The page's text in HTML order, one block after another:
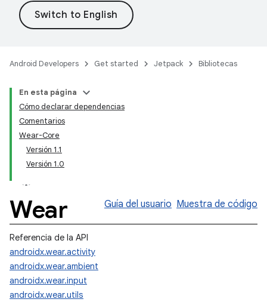
Android Developers Get started Jetpack Bibliotecas
En esta página
Cómo declarar dependencias
Comentarios
Wear-Core
Versión 1.1
Versión 1.0
Wear Guía del usuario Muestra de código
Referencia de la API
androidx.wear.activity
androidx.wear.ambient
androidx.wear.input
androidx.wear.utils